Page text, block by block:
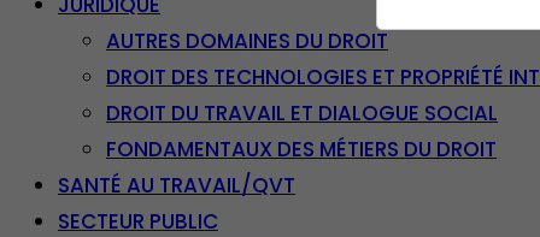
AUTRES DOMAINES DU DROIT
DROIT DES TECHNOLOGIES ET PROPRIÉTÉ
DROIT DU TRAVAIL ET DIALOGUE SOCIAL
FONDAMENTAUX DES MÉTIERS DU DROIT
SANTÉ AU TRAVAIL/QVT
SECTEUR PUBLIC